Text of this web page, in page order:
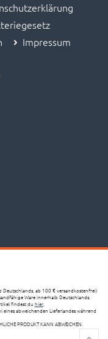
Impressum
ab 100 € versandkostenfrei)
Ware innerhalb Deutschlands,
findest du hier,
eines abweichenden Lieferlandes während
PRODUKT KANN ABWEICHEN.